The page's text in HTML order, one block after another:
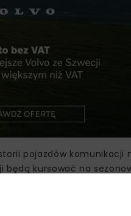
pojazdów komunikacji
będą kursować na
wglądał miejski transport
sezon Krakowskiej Linii